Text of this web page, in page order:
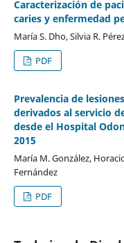
Caracterización de
caries y enfermedad
María S. Dho, Silvia R.
PDF
Prevalencia de
derivados al servicio
desde el Hospital
2015
María M. González,
Fernández
PDF